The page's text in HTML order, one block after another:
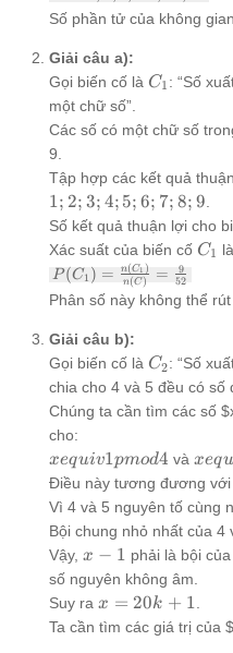
{1; 2;
3;
51;
52}
Số phần tử của không
Giải câu a):
Gọi biến cố là C_1
C1 : “Số
một chữ số”.
Các số có một chữ số
9.
Tập hợp các kết quả
1; 2; 3; 4; 5; 6; 7; 8; 9
Số kết quả thuận lợi cho
Xác suất của biến cố C_1
C1
P(C_1) =
\frac{n(C_1)}
{n(C)} =
P (C1 ) = n(C)
n(C1 ) = 52
9
Phân số này không thể rút
Giải câu b):
Gọi biến cố là C_2
C2: “Số
chia cho 4 và 5 đều có số
Chúng ta cần tìm các số
cho:
x equiv 1
pmod{4}
xequiv1pmod4 vàx
xequ
Điều này tương đương với
Vì 4 và 5 nguyên tố cùng
Bội chung nhỏ nhất của 4
Vậy, x
-
1
x − 1 phải là bội
số nguyên không âm.
Suy ra x =
20k
x = 20k + 1
Ta cần tìm các giá trị của